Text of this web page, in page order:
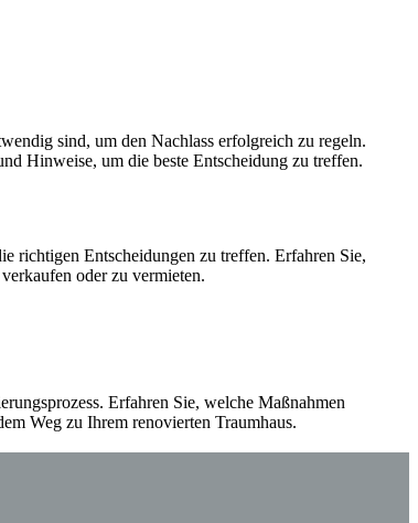
sind, um den Nachlass erfolgreich zu regeln.
Hinweise, um die beste Entscheidung zu treffen.
richtigen Entscheidungen zu treffen. Erfahren Sie,
oder zu vermieten.
Erfahren Sie, welche Maßnahmen
Weg zu Ihrem renovierten Traumhaus.